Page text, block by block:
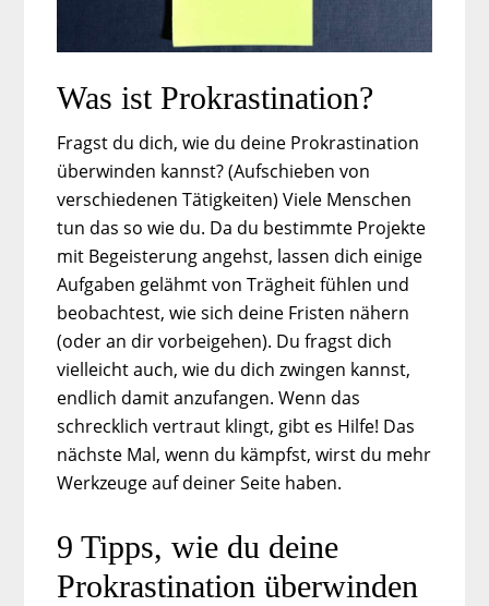
Was ist Prokrastination?
Fragst du dich, wie du deine Prokrastination
überwinden kannst? (Aufschieben von
verschiedenen Tätigkeiten) Viele Menschen
tun das so wie du. Da du bestimmte Projekte
mit Begeisterung angehst, lassen dich einige
Aufgaben gelähmt von Trägheit fühlen und
beobachtest, wie sich deine Fristen nähern
(oder an dir vorbeigehen). Du fragst dich
vielleicht auch, wie du dich zwingen kannst,
endlich damit anzufangen. Wenn das
schrecklich vertraut klingt, gibt es Hilfe! Das
nächste Mal, wenn du kämpfst, wirst du mehr
Werkzeuge auf deiner Seite haben.
9 Tipps, wie du deine
Prokrastination überwinden